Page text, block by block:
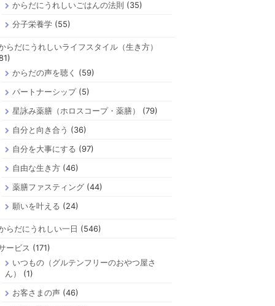
からだにうれしいごはんの法則 (35)
分子栄養学(55)
らだにうれしいライフスタイル（生き方）
からだの声を聴く
(59)
パートナーシップ(5)
星詠み薬膳（ホロスコープ・薬膳）
(79)
自分と向き合う (36)
自分を大事にする (97)
自由な生き方(46)
薬膳ファスティング(44)
願いを叶える (24)
らだにうれしい一日 (546)
ービス (171)
いつもの（グルテンフリーのおやつ屋さ
ん）
(1)
お客さまの声(46)